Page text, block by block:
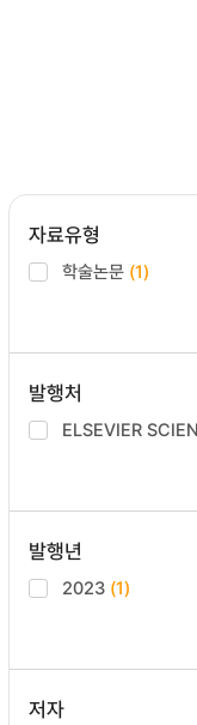
자료유형
학술논문 (1)
발행처
ELSEVIER
발행년
2023 (1)
저자